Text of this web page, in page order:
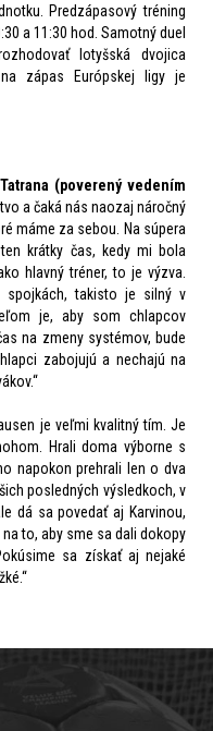
Predzápasový tréning
a 11:30 hod. Samotný duel
lotyšská dvojica
zápas Európskej ligy je
(poverený vedením
a čaká nás naozaj náročný
máme za sebou. Na súpera
krátky čas, kedy mi bola
hlavný tréner, to je výzva.
spojkách, takisto je silný v
je, aby som chlapcov
na zmeny systémov, bude
zabojujú a nechajú na
je veľmi kvalitný tím. Je
Hrali doma výborne s
napokon prehrali len o dva
posledných výsledkoch, v
dá sa povedať aj Karvinou,
to, aby sme sa dali dokopy
sa získať aj nejaké